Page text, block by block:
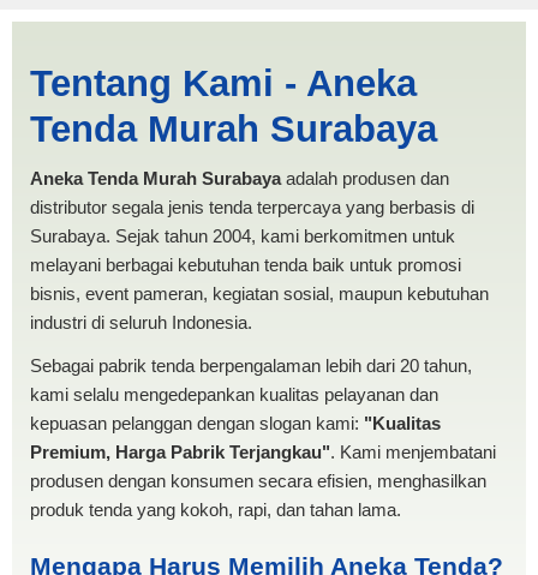
Camping Gresik | PRODUKSI
ANEKA TENDA MURAH
Tentang Kami - Aneka
Tenda Murah Surabaya
Aneka Tenda Murah Surabayaadalah produsen dan
distributor segala jenis tenda terpercaya yang berbasis di
Surabaya. Sejak tahun 2004, kami berkomitmen untuk
melayani berbagai kebutuhan tenda baik untuk promosi
bisnis, event pameran, kegiatan sosial, maupun kebutuhan
industri di seluruh Indonesia.
Sebagai pabrik tenda berpengalaman lebih dari 20 tahun,
kami selalu mengedepankan kualitas pelayanan dan
kepuasan pelanggan dengan slogan kami: "Kualitas
Premium, Harga Pabrik Terjangkau". Kami menjembatani
produsen dengan konsumen secara efisien, menghasilkan
produk tenda yang kokoh, rapi, dan tahan lama.
Mengapa Harus Memilih Aneka Tenda?